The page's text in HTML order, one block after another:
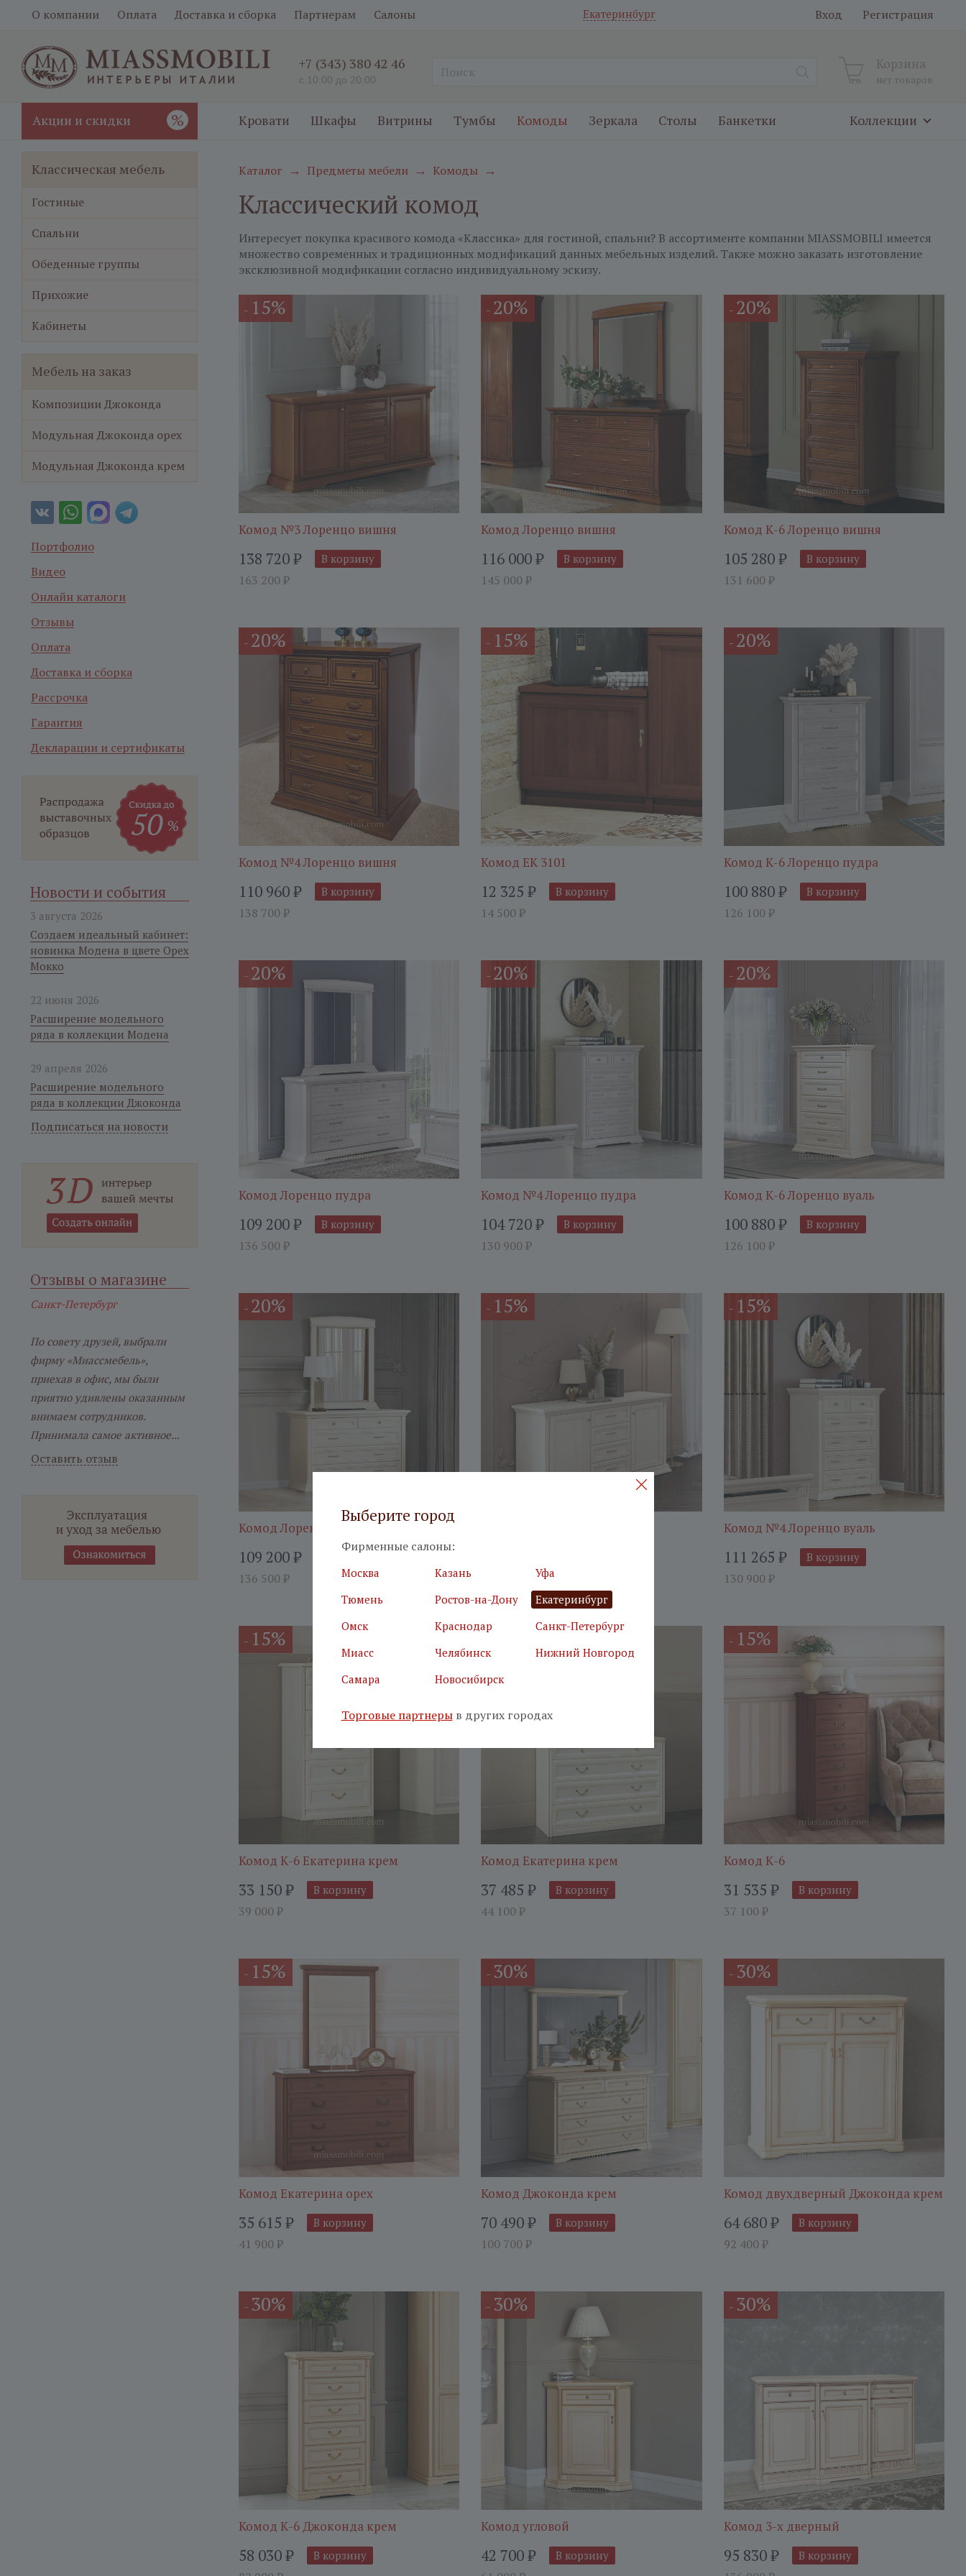
О компании Оплата Доставка и сборка Партнерам Салоны Екатеринбург Вход Регистрация
+7 (343) 380 42 46
с 10:00 до 20:00
Корзина
нет товаров
Акции и скидки % Кровати Шкафы Витрины Тумбы Комоды Зеркала Столы Банкетки Коллекции
Каталог → Предметы мебели → Комоды →
Классический комод
Интересует покупка красивого комода «Классика» для гостиной, спальни? В ассортименте компании MIASSMOBILI имеется
множество современных и традиционных модификаций данных мебельных изделий. Также можно заказать изготовление
эксклюзивной модификации согласно индивидуальному эскизу.
- 15%
Комод №3 Лоренцо вишня
138 720₽
163 200 ₽
В корзину
- 20%
Комод Лоренцо вишня
116 000₽
145 000 ₽
В корзину
- 20%
Комод К-6 Лоренцо вишня
105 280₽
131 600 ₽
В корзину
- 20%
Комод №4 Лоренцо вишня
110 960₽
138 700 ₽
В корзину
- 15%
Комод ЕК 3101
12 325 ₽
14 500 ₽
В корзину
- 20%
Комод К-6 Лоренцо пудра
100 880₽
126 100 ₽
В корзину
- 20%
Комод Лоренцо пудра
109 200₽
136 500 ₽
В корзину
- 20%
Комод №4 Лоренцо пудра
104 720₽
130 900 ₽
В корзину
- 20%
Комод К-6 Лоренцо вуаль
100 880₽
126 100 ₽
В корзину
- 20%
Комод Лоренцо вуаль
109 200₽
136 500 ₽
В корзину
- 15% - 15%
Комод №4 Лоренцо вуаль
111 265 ₽
130 900 ₽
В корзину
- 15%
Комод К-6 Екатерина крем
33 150₽
39 000 ₽
В корзину
Комод Екатерина крем
37 485 ₽
44 100 ₽
В корзину
- 15%
Комод К-6
31 535 ₽
37 100 ₽
В корзину
- 15%
Комод Екатерина орех
35 615 ₽
41 900 ₽
В корзину
- 30%
Комод Джоконда крем
70 490₽
100 700 ₽
В корзину
- 30%
Комод двухдверный Джоконда крем
64 680₽
92 400 ₽
В корзину
- 30%
Комод К-6 Джоконда крем
58 030₽ В корзину
- 30%
Комод угловой
42 700₽ В корзину
- 30%
Комод 3-х дверный
95 830₽ В корзину
Классическая мебель
Гостиные
Спальни
Обеденные группы
Прихожие
Кабинеты
Мебель на заказ
Композиции Джоконда
Модульная Джоконда орех
Модульная Джоконда крем
Портфолио
Видео
Онлайн каталоги
Отзывы
Оплата
Доставка и сборка
Рассрочка
Гарантия
Декларации и сертификаты
Новости и события
3 августа 2026
Создаем идеальный кабинет:
новинка Модена в цвете Орех
Мокко
22 июня 2026
Расширение модельного
ряда в коллекции Модена
29 апреля 2026
Расширение модельного
ряда в коллекции Джоконда
Подписаться на новости
Отзывы о магазине
Санкт-Петербург
По совету друзей, выбрали
фирму «Миассмебель»,
приехав в офис, мы были
приятно удивлены оказанным
внимаем сотрудников.
Принимала самое активное...
Оставить отзыв
Выберите город
Фирменные салоны:
Москва Казань
Уфа
Тюмень
Ростов-на-Дону
Екатеринбург
Омск
Краснодар
Санкт-Петербург
Миасс
Челябинск
Нижний Новгород
Самара
Новосибирск
Торговые партнерыв других городах